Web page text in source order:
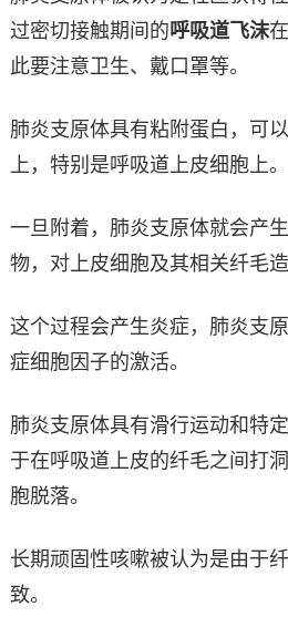
过密切接触期间的呼吸道飞沫
此要注意卫生、戴口罩等。
肺炎支原体具有粘附蛋白，可
上，特别是呼吸道上皮细胞上。
一旦附着，肺炎支原体就会产
物，对上皮细胞及其相关纤毛造
这个过程会产生炎症，肺炎支
症细胞因子的激活。
肺炎支原体具有滑行运动和特
于在呼吸道上皮的纤毛之间打
胞脱落。
长期顽固性咳嗽被认为是由于
致。